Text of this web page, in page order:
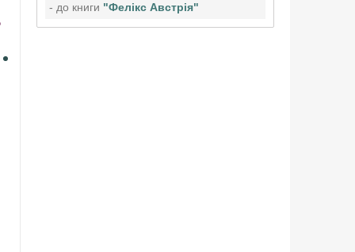
- до книги "Фелікс Австрія"